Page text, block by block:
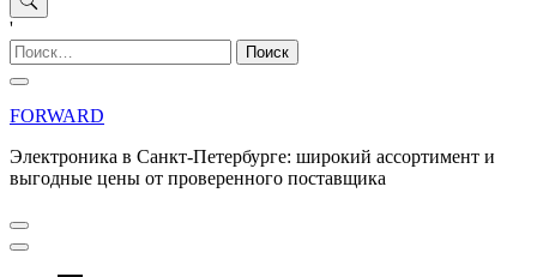
'
Найти:
FORWARD
Электроника в Санкт-Петербурге: широкий ассортимент и
выгодные цены от проверенного поставщика